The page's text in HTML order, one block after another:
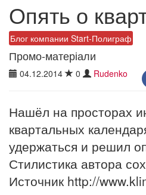
Опять о
Блог компании Start-Полиграф
Промо-матеріали
04.12.2014 0 Rudenko
Нашёл на просторах
квартальных
удержаться и решил
Стилистика автора
Источник http://